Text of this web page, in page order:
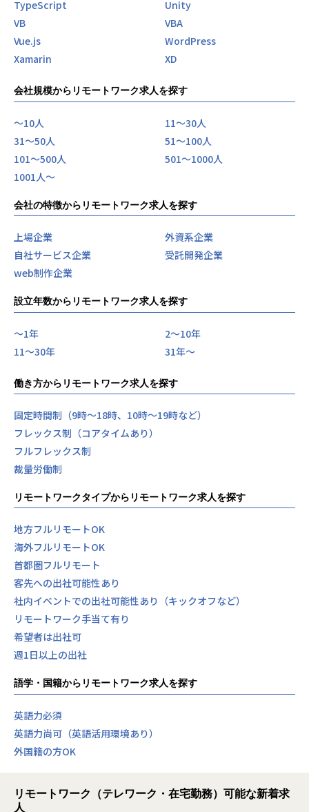
TypeScript
Unity
VB
VBA
Vue.js
WordPress
Xamarin
XD
会社規模からリモートワーク求人を探す
〜10人
11〜30人
31〜50人
51〜100人
101〜500人
501〜1000人
1001人〜
会社の特徴からリモートワーク求人を探す
上場企業
外資系企業
自社サービス企業
受託開発企業
web制作企業
設立年数からリモートワーク求人を探す
〜1年
2〜10年
11〜30年
31年〜
働き方からリモートワーク求人を探す
固定時間制（9時～18時、10時～19時など）
フレックス制（コアタイムあり）
フルフレックス制
裁量労働制
リモートワークタイプからリモートワーク求人を探す
地方フルリモートOK
海外フルリモートOK
首都圏フルリモート
客先への出社可能性あり
社内イベントでの出社可能性あり（キックオフなど）
リモートワーク手当て有り
希望者は出社可
週1日以上の出社
語学・国籍からリモートワーク求人を探す
英語力必須
英語力尚可（英語活用環境あり）
外国籍の方OK
リモートワーク（テレワーク・在宅勤務）可能な新着求
人